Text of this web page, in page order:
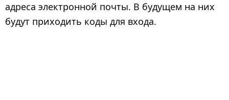
адреса электронной почты. В будущем на них
будут приходить коды для входа.